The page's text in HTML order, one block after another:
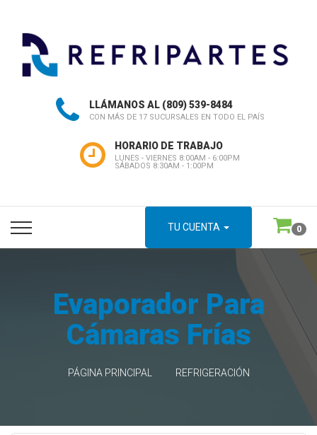
LLÁMANOS AL (809) 539-8484
CON MÁS DE 17 SUCURSALES EN TODO EL PAÍS
HORARIO DE TRABAJO
LUNES - VIERNES 8:00AM - 6:00PM
SÁBADOS 8:30AM - 1:00PM
TU CUENTA 0
Evaporador Para
Cámaras Frías
PÁGINA PRINCIPAL REFRIGERACIÓN